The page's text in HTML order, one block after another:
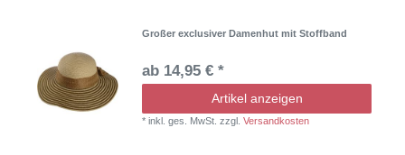
Großer exclusiver Damenhut mit Stoffband
ab 14,95 € *
Artikel anzeigen
*inkl. ges. MwSt. zzgl.Versandkosten